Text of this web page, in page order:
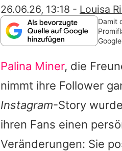
26.06.26, 13:18 - Louisa
Damit
Palina Miner, die
nimmt ihre Follower
Instagram-Story
ihren Fans einen
Veränderungen: Sie